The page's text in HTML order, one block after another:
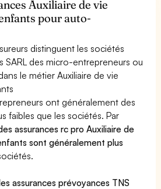
Auxiliaire de vie
pour auto-
distinguent les sociétés
SARL des micro-entrepreneurs ou
le métier Auxiliaire de vie
ont généralement des
faibles que les sociétés. Par
assurances rc pro Auxiliaire de
sont généralement plus
assurances prévoyances TNS